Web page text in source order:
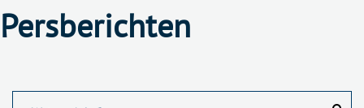
Persberichten